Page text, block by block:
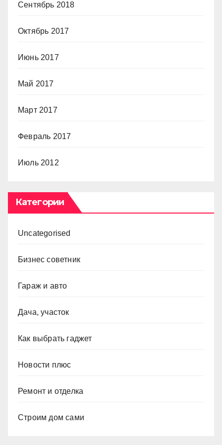
Сентябрь 2018
Октябрь 2017
Июнь 2017
Май 2017
Март 2017
Февраль 2017
Июль 2012
Категории
Uncategorised
Бизнес советник
Гараж и авто
Дача, участок
Как выбрать гаджет
Новости плюс
Ремонт и отделка
Строим дом сами